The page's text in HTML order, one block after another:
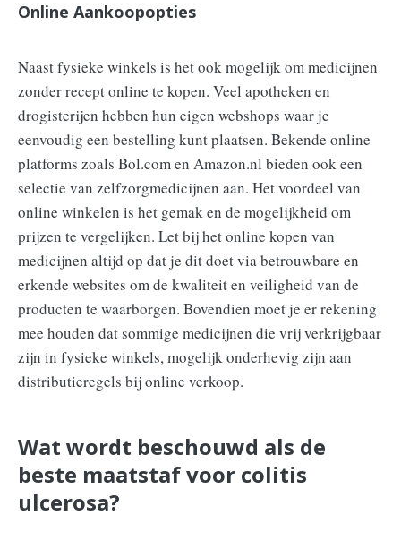
Online Aankoopopties
Naast fysieke winkels is het ook mogelijk om medicijnen
zonder recept online te kopen. Veel apotheken en
drogisterijen hebben hun eigen webshops waar je
eenvoudig een bestelling kunt plaatsen. Bekende online
platforms zoals Bol.com en Amazon.nl bieden ook een
selectie van zelfzorgmedicijnen aan. Het voordeel van
online winkelen is het gemak en de mogelijkheid om
prijzen te vergelijken. Let bij het online kopen van
medicijnen altijd op dat je dit doet via betrouwbare en
erkende websites om de kwaliteit en veiligheid van de
producten te waarborgen. Bovendien moet je er rekening
mee houden dat sommige medicijnen die vrij verkrijgbaar
zijn in fysieke winkels, mogelijk onderhevig zijn aan
distributieregels bij online verkoop.
Wat wordt beschouwd als de
beste maatstaf voor colitis
ulcerosa?